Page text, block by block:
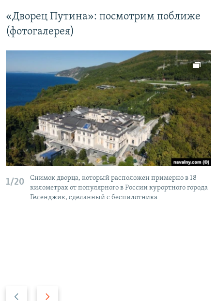
«Дворец Путина»: посмотрим поближе
(фотогалерея)
1/20
Снимок дворца, который расположен примерно в 18
километрах от популярного в России курортного города
Геленджик, сделанный с беспилотника